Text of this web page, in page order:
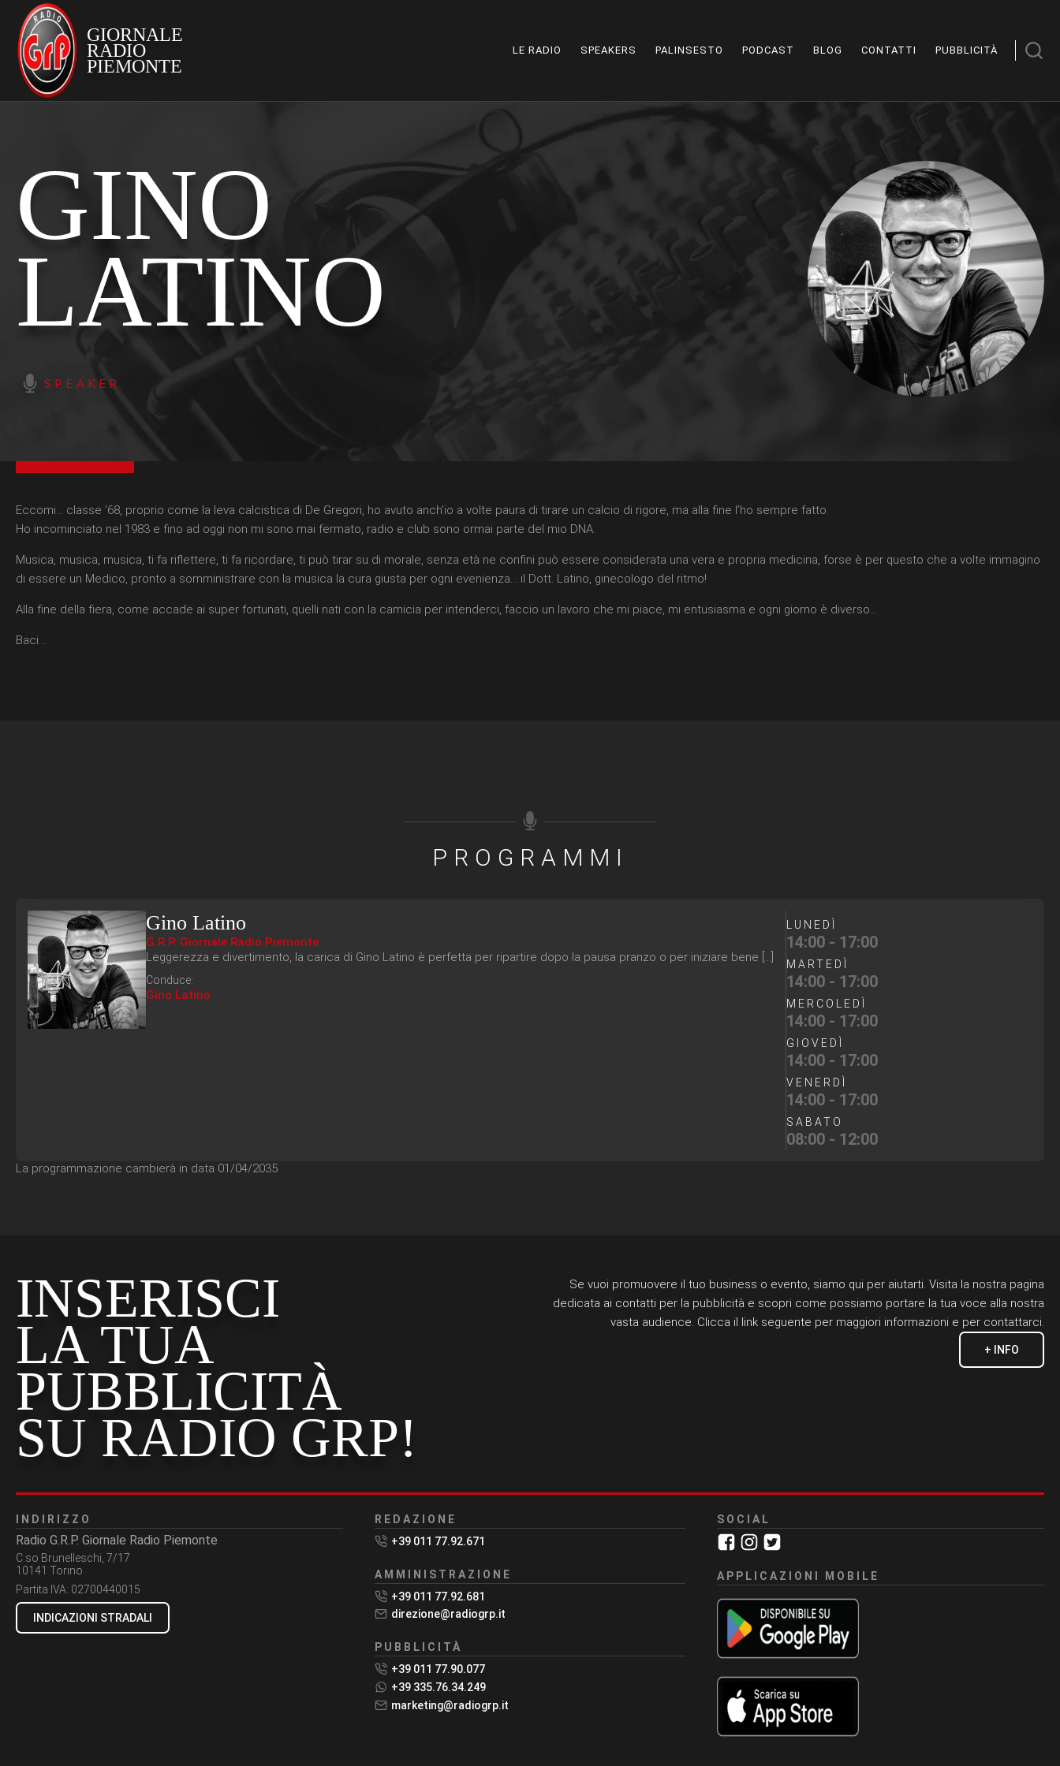
GIORNALE
RADIO
PIEMONTE
LE RADIO SPEAKERS PALINSESTO PODCAST BLOG CONTATTI PUBBLICITÀ
GINO
LATINO
SPEAKER
Eccomi… classe ’68, proprio come la leva calcistica di De Gregori, ho avuto anch’io a volte paura di tirare un calcio di rigore, ma alla fine l’ho sempre fatto.
Ho incominciato nel 1983 e fino ad oggi non mi sono mai fermato, radio e club sono ormai parte del mio DNA.
Musica, musica, musica, ti fa riflettere, ti fa ricordare, ti può tirar su di morale, senza età ne confini può essere considerata una vera e propria medicina, forse è per questo che a volte immagino
di essere un Medico, pronto a somministrare con la musica la cura giusta per ogni evenienza… il Dott. Latino, ginecologo del ritmo!
Alla fine della fiera, come accade ai super fortunati, quelli nati con la camicia per intenderci, faccio un lavoro che mi piace, mi entusiasma e ogni giorno è diverso…
Baci…
PROGRAMMI
Gino Latino
G.R.P. Giornale Radio Piemonte
Leggerezza e divertimento, la carica di Gino Latino è perfetta per ripartire dopo la pausa pranzo o per iniziare bene […]
Conduce:
Gino Latino
LUNEDÌ
14:00 - 17:00
MARTEDÌ
14:00 - 17:00
MERCOLEDÌ
14:00 - 17:00
GIOVEDÌ
14:00 - 17:00
VENERDÌ
14:00 - 17:00
SABATO
08:00 - 12:00
La programmazione cambierà in data 01/04/2035
INSERISCI
LA TUA
PUBBLICITÀ
SU RADIO GRP!
Se vuoi promuovere il tuo business o evento, siamo qui per aiutarti. Visita la nostra pagina
dedicata ai contatti per la pubblicità e scopri come possiamo portare la tua voce alla nostra
vasta audience. Clicca il link seguente per maggiori informazioni e per contattarci.
+ INFO
INDIRIZZO
Radio G.R.P. Giornale Radio Piemonte
C.so Brunelleschi, 7/17
10141 Torino
Partita IVA: 02700440015
INDICAZIONI STRADALI
REDAZIONE
+39 011 77.92.671
AMMINISTRAZIONE
+39 011 77.92.681
direzione@radiogrp.it
PUBBLICITÀ
+39 011 77.90.077
+39 335.76.34.249
marketing@radiogrp.it
SOCIAL
APPLICAZIONI MOBILE